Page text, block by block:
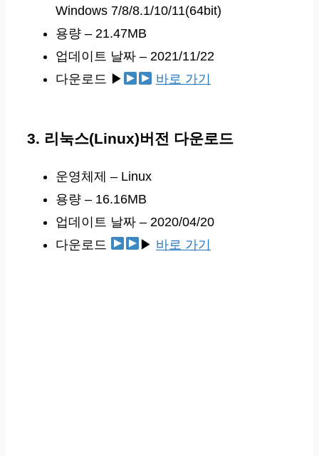
Windows 7/8/8.1/10/11(64bit)
용량 – 21.47MB
업데이트 날짜 – 2021/11/22
다운로드 ▶
바로 가기
3. 리눅스(Linux)버전 다운로드
운영체제 – Linux
용량 – 16.16MB
업데이트 날짜 – 2020/04/20
다운로드
▶ 바로 가기